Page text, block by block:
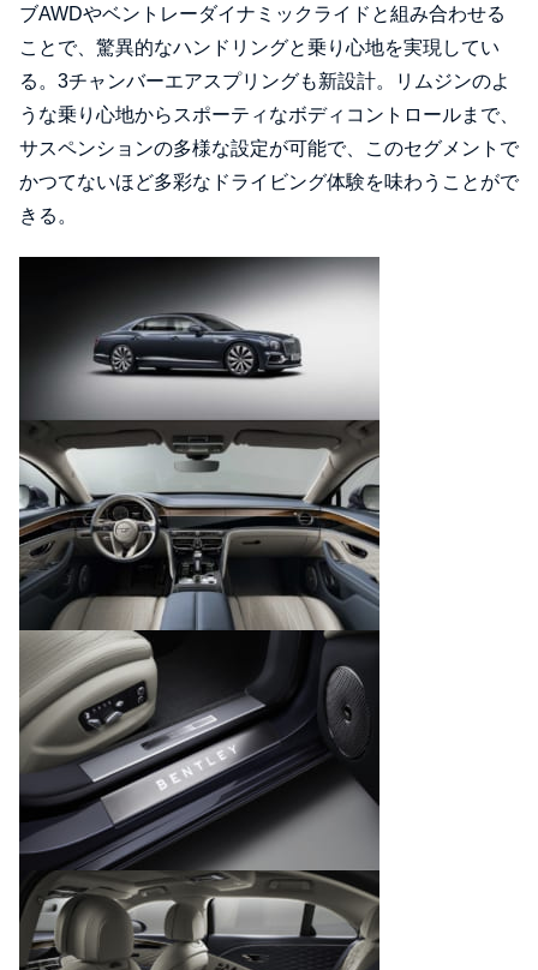
ブAWDやベントレーダイナミックライドと組み合わせる
ことで、驚異的なハンドリングと乗り心地を実現してい
る。3チャンバーエアスプリングも新設計。リムジンのよ
うな乗り心地からスポーティなボディコントロールまで、
サスペンションの多様な設定が可能で、このセグメントで
かつてないほど多彩なドライビング体験を味わうことがで
きる。